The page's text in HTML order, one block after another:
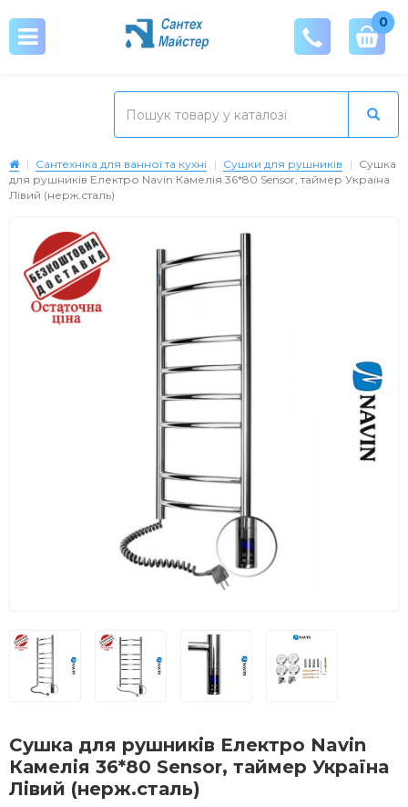
0
Сантехніка для ванної та кухні Сушки для рушників
Сушка
для рушників Електро Navin Камелія 36*80 Sensor, таймер Україна
Лівий (нерж.сталь)
Сушка для рушників Електро Navin
Камелія 36*80 Sensor, таймер Україна
Лівий (нерж.сталь)